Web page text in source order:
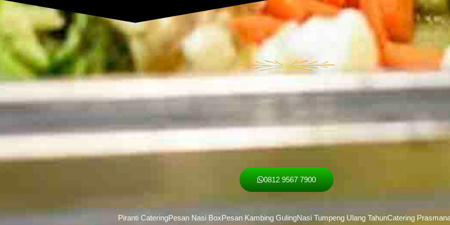
0812 9567 7900
Piranti CateringPesan Nasi BoxPesan Kambing GulingNasi Tumpeng Ulang TahunCatering